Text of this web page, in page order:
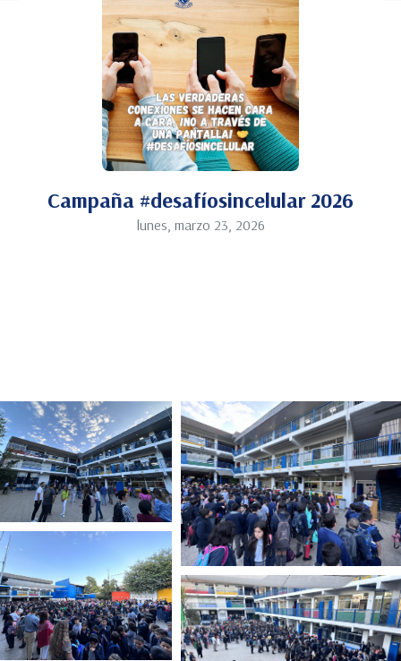
Campaña #desafíosincelular 2026
lunes, marzo 23, 2026